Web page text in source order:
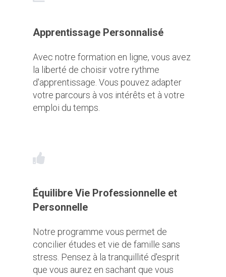
Apprentissage Personnalisé
Avec notre formation en ligne, vous avez
la liberté de choisir votre rythme
d'apprentissage. Vous pouvez adapter
votre parcours à vos intérêts et à votre
emploi du temps.
Équilibre Vie Professionnelle et
Personnelle
Notre programme vous permet de
concilier études et vie de famille sans
stress. Pensez à la tranquillité d'esprit
que vous aurez en sachant que vous